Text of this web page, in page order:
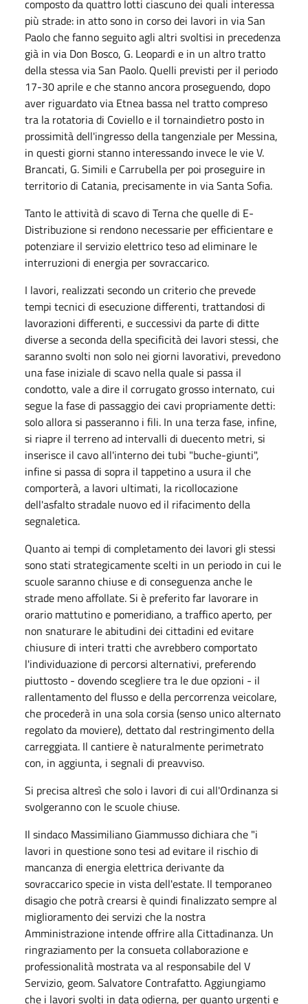
composto da quattro lotti ciascuno dei quali interessa
più strade: in atto sono in corso dei lavori in via San
Paolo che fanno seguito agli altri svoltisi in precedenza
già in via Don Bosco, G. Leopardi e in un altro tratto
della stessa via San Paolo. Quelli previsti per il periodo
17-30 aprile e che stanno ancora proseguendo, dopo
aver riguardato via Etnea bassa nel tratto compreso
tra la rotatoria di Coviello e il tornaindietro posto in
prossimità dell'ingresso della tangenziale per Messina,
in questi giorni stanno interessando invece le vie V.
Brancati, G. Simili e Carrubella per poi proseguire in
territorio di Catania, precisamente in via Santa Sofia.
Tanto le attività di scavo di Terna che quelle di E-
Distribuzione si rendono necessarie per efficientare e
potenziare il servizio elettrico teso ad eliminare le
interruzioni di energia per sovraccarico.
I lavori, realizzati secondo un criterio che prevede
tempi tecnici di esecuzione differenti, trattandosi di
lavorazioni differenti, e successivi da parte di ditte
diverse a seconda della specificità dei lavori stessi, che
saranno svolti non solo nei giorni lavorativi, prevedono
una fase iniziale di scavo nella quale si passa il
condotto, vale a dire il corrugato grosso internato, cui
segue la fase di passaggio dei cavi propriamente detti:
solo allora si passeranno i fili. In una terza fase, infine,
si riapre il terreno ad intervalli di duecento metri, si
inserisce il cavo all'interno dei tubi "buche-giunti",
infine si passa di sopra il tappetino a usura il che
comporterà, a lavori ultimati, la ricollocazione
dell'asfalto stradale nuovo ed il rifacimento della
segnaletica.
Quanto ai tempi di completamento dei lavori gli stessi
sono stati strategicamente scelti in un periodo in cui le
scuole saranno chiuse e di conseguenza anche le
strade meno affollate. Si è preferito far lavorare in
orario mattutino e pomeridiano, a traffico aperto, per
non snaturare le abitudini dei cittadini ed evitare
chiusure di interi tratti che avrebbero comportato
l'individuazione di percorsi alternativi, preferendo
piuttosto - dovendo scegliere tra le due opzioni - il
rallentamento del flusso e della percorrenza veicolare,
che procederà in una sola corsia (senso unico alternato
regolato da moviere), dettato dal restringimento della
carreggiata. Il cantiere è naturalmente perimetrato
con, in aggiunta, i segnali di preavviso.
Si precisa altresì che solo i lavori di cui all'Ordinanza si
svolgeranno con le scuole chiuse.
Il sindaco Massimiliano Giammusso dichiara che "i
lavori in questione sono tesi ad evitare il rischio di
mancanza di energia elettrica derivante da
sovraccarico specie in vista dell'estate. Il temporaneo
disagio che potrà crearsi è quindi finalizzato sempre al
miglioramento dei servizi che la nostra
Amministrazione intende offrire alla Cittadinanza. Un
ringraziamento per la consueta collaborazione e
professionalità mostrata va al responsabile del V
Servizio, geom. Salvatore Contrafatto. Aggiungiamo
che i lavori svolti in data odierna, per quanto urgenti e